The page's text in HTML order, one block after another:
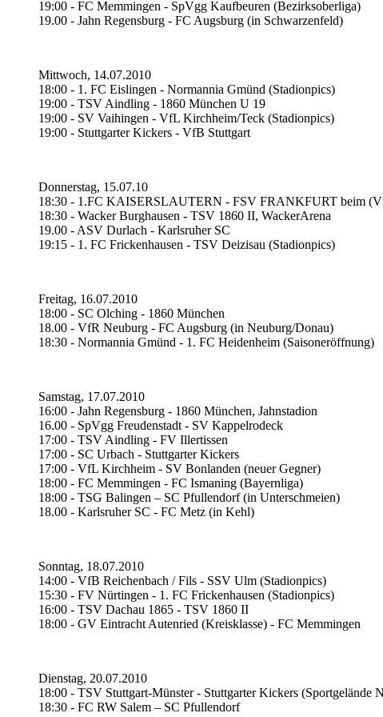
19:00 - FC Memmingen - SpVgg Kaufbeuren (Bezirksoberliga)
19.00 - Jahn Regensburg - FC Augsburg (in Schwarzenfeld)
Mittwoch, 14.07.2010
18:00 - 1. FC Eislingen - Normannia Gmünd (Stadionpics)
19:00 - TSV Aindling - 1860 München U 19
19:00 - SV Vaihingen - VfL Kirchheim/Teck (Stadionpics)
19:00 - Stuttgarter Kickers - VfB Stuttgart
Donnerstag, 15.07.10
18:30 - 1.FC KAISERSLAUTERN - FSV FRANKFURT beim
18:30 - Wacker Burghausen - TSV 1860 II, WackerArena
19.00 - ASV Durlach - Karlsruher SC
19:15 - 1. FC Frickenhausen - TSV Deizisau (Stadionpics)
Freitag, 16.07.2010
18:00 - SC Olching - 1860 München
18.00 - VfR Neuburg - FC Augsburg (in Neuburg/Donau)
18:30 - Normannia Gmünd - 1. FC Heidenheim (Saisoneröffnung)
Samstag, 17.07.2010
16:00 - Jahn Regensburg - 1860 München, Jahnstadion
16.00 - SpVgg Freudenstadt - SV Kappelrodeck
17:00 - TSV Aindling - FV Illertissen
17:00 - SC Urbach - Stuttgarter Kickers
17:00 - VfL Kirchheim - SV Bonlanden (neuer Gegner)
18:00 - FC Memmingen - FC Ismaning (Bayernliga)
18:00 - TSG Balingen – SC Pfullendorf (in Unterschmeien)
18.00 - Karlsruher SC - FC Metz (in Kehl)
Sonntag, 18.07.2010
14:00 - VfB Reichenbach / Fils - SSV Ulm (Stadionpics)
15:30 - FV Nürtingen - 1. FC Frickenhausen (Stadionpics)
16:00 - TSV Dachau 1865 - TSV 1860 II
18:00 - GV Eintracht Autenried (Kreisklasse) - FC Memmingen
Dienstag, 20.07.2010
18:00 - TSV Stuttgart-Münster - Stuttgarter Kickers (Sportgelände
18:30 - FC RW Salem – SC Pfullendorf